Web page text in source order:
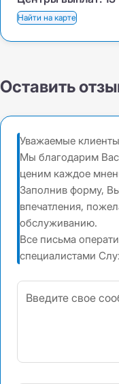
Найти на карте
Оставить
Уважаемые
Мы благодарим
ценим каждое
Заполнив форму,
впечатления,
обслуживанию.
Все письма
специалистами